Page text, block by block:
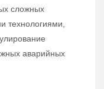
сложных
технологиями,
аварийных